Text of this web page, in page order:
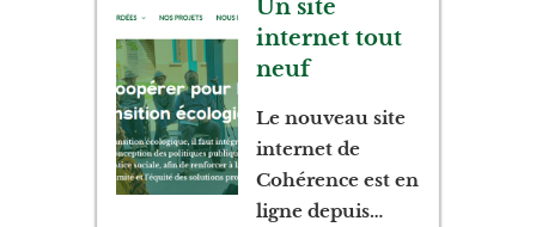
Un site
internet tout
neuf
Le nouveau site
internet de
Cohérence est en
ligne depuis…